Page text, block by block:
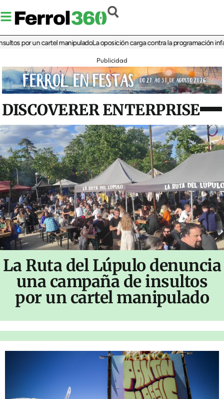
por un cartel manipuladoLa oposición carga contra la programación infantil
Publicidad
DISCOVERER ENTERPRISE
La Ruta del Lúpulo denuncia
una campaña de insultos
por un cartel manipulado